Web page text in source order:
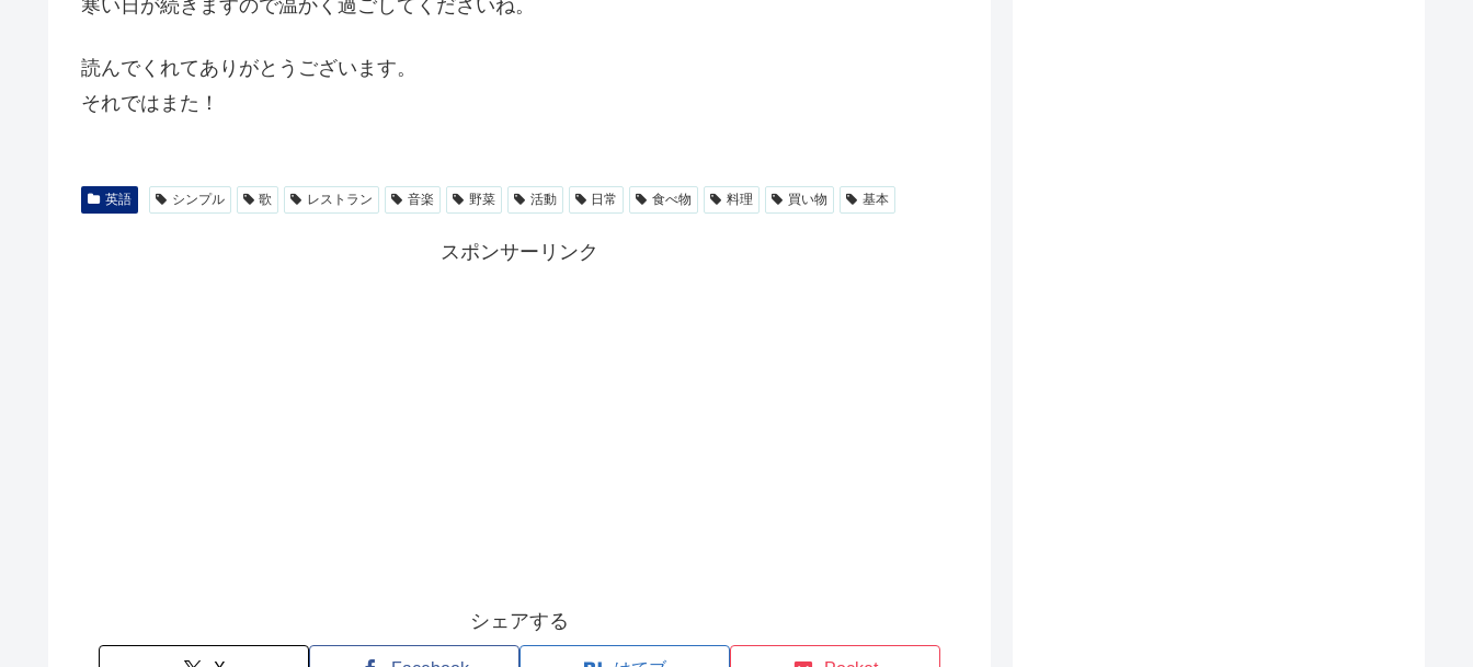
寒い日が続きますので温かく過ごしてくださいね。
読んでくれてありがとうございます。
それではまた！
英語 シンプル 歌 レストラン 音楽 野菜 活動 日常 食べ物 料理 買い物 基本
スポンサーリンク
シェアする